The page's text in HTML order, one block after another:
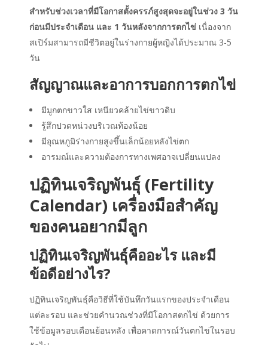
สำหรับช่วงเวลาที่มีโอกาสตั้งครรภ์สูงสุดจะอยู่ในช่วง 3 วัน
ก่อนมีประจำเดือน และ 1 วันหลังจากการตกไข่ เนื่องจาก
สเปิร์มสามารถมีชีวิตอยู่ในร่างกายผู้หญิงได้ประมาณ 3-5
วัน
สัญญาณและอาการบอกการตกไข่
มีมูกตกขาวใส เหนียวคล้ายไข่ขาวดิบ
รู้สึกปวดหน่วงบริเวณท้องน้อย
มีอุณหภูมิร่างกายสูงขึ้นเล็กน้อยหลังไข่ตก
อารมณ์และความต้องการทางเพศอาจเปลี่ยนแปลง
ปฏิทินเจริญพันธุ์ (Fertility
Calendar) เครื่องมือสำคัญ
ของคนอยากมีลูก
ปฏิทินเจริญพันธุ์คืออะไร และมี
ข้อดีอย่างไร?
ปฏิทินเจริญพันธุ์คือวิธีที่ใช้บันทึกวันแรกของประจำเดือน
แต่ละรอบ และช่วยคำนวณช่วงที่มีโอกาสตกไข่ ด้วยการ
ใช้ข้อมูลรอบเดือนย้อนหลัง เพื่อคาดการณ์วันตกไข่ในรอบ